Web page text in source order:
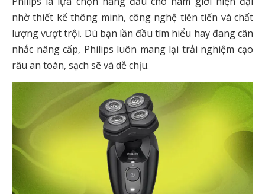
nhờ thiết kế thông minh, công nghệ tiên tiến và chất
lượng vượt trội. Dù bạn lần đầu tìm hiểu hay đang cân
nhắc nâng cấp, Philips luôn mang lại trải nghiệm cạo
râu an toàn, sạch sẽ và dễ chịu.